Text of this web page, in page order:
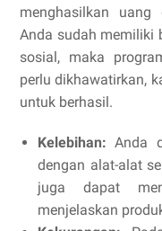
menghasilkan
Anda sudah memiliki
sosial, maka
perlu dikhawatirkan,
untuk berhasil.
Kelebihan:Anda
dengan alat-alat
juga dapat
menjelaskan